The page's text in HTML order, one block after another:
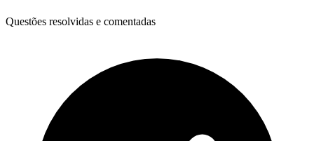
Questões resolvidas e comentadas